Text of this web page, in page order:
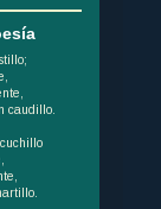
caudillo.
cuchillo